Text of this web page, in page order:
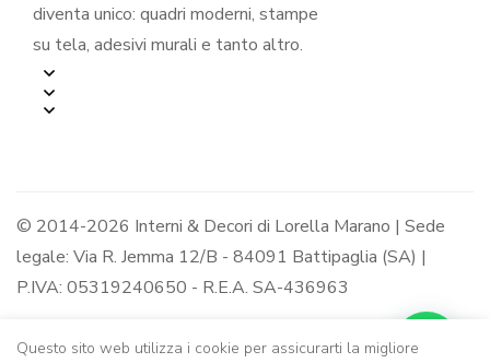
diventa unico: quadri moderni, stampe
su tela, adesivi murali e tanto altro.
© 2014-2026 Interni & Decori di Lorella Marano | Sede
legale: Via R. Jemma 12/B - 84091 Battipaglia (SA) |
P.IVA: 05319240650 - R.E.A. SA-436963
Questo sito web utilizza i cookie per assicurarti la migliore